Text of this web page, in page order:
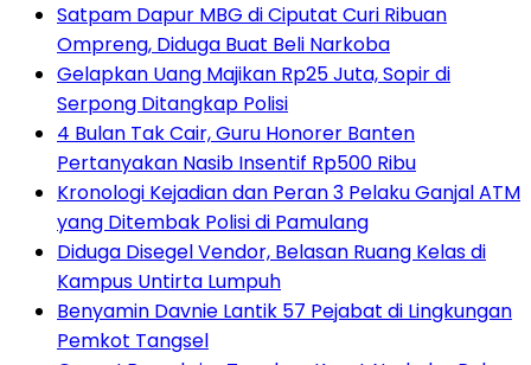
Satpam Dapur MBG di Ciputat Curi Ribuan
Ompreng, Diduga Buat Beli Narkoba
Gelapkan Uang Majikan Rp25 Juta, Sopir di
Serpong Ditangkap Polisi
4 Bulan Tak Cair, Guru Honorer Banten
Pertanyakan Nasib Insentif Rp500 Ribu
Kronologi Kejadian dan Peran 3 Pelaku Ganjal ATM
yang Ditembak Polisi di Pamulang
Diduga Disegel Vendor, Belasan Ruang Kelas di
Kampus Untirta Lumpuh
Benyamin Davnie Lantik 57 Pejabat di Lingkungan
Pemkot Tangsel